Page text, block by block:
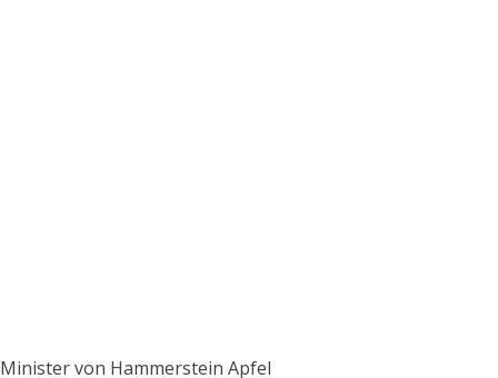
Minister von Hammerstein Apfel